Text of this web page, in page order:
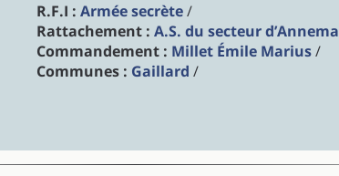
R.F.I : Armée secrète/
Rattachement : A.S. du secteur
Commandement : Millet Émile Marius/
Communes : Gaillard /